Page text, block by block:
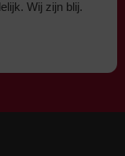
Wij zijn blij.